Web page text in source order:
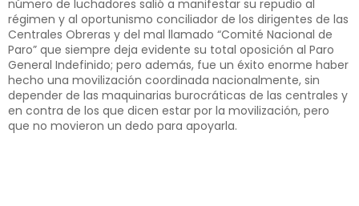
número de luchadores salió a manifestar su repudio al
régimen y al oportunismo conciliador de los dirigentes de las
Centrales Obreras y del mal llamado “Comité Nacional de
Paro” que siempre deja evidente su total oposición al Paro
General Indefinido; pero además, fue un éxito enorme haber
hecho una movilización coordinada nacionalmente, sin
depender de las maquinarias burocráticas de las centrales y
en contra de los que dicen estar por la movilización, pero
que no movieron un dedo para apoyarla.